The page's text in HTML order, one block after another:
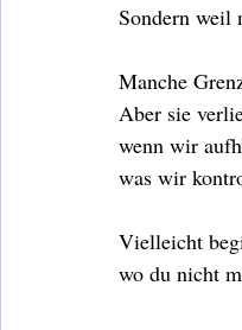
Sondern weil
Manche
Aber sie
wenn wir
was wir
Vielleicht
wo du nicht